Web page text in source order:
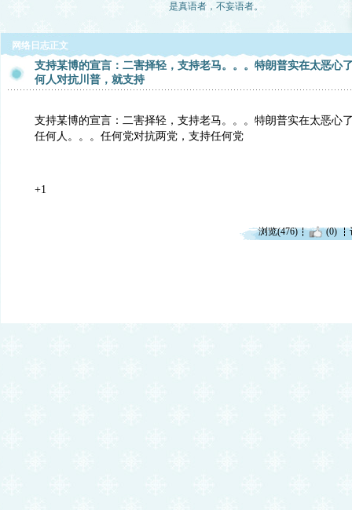
是真语者，不妄语者。
网络日志正文
支持某博的宣言：二害择轻，支持老马。。。特朗普实在太恶心
何人对抗川普，就支持
支持某博的宣言：二害择轻，支持老马。。。特朗普实在太恶心
任何人。。。任何党对抗两党，支持任何党
+1
浏览(476) (0)